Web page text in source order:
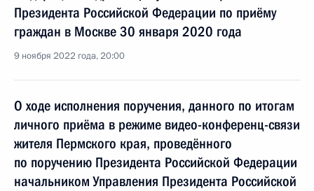
Президента Российской Федерации по приёму
граждан в Москве 30 января 2020 года
9 ноября 2022 года, 20:00
О ходе исполнения поручения, данного по итогам
личного приёма в режиме видео-конференц-связи
жителя Пермского края, проведённого
по поручению Президента Российской Федерации
начальником Управления Президента Российской